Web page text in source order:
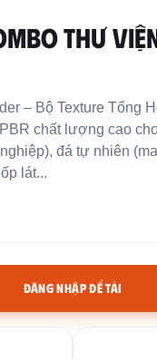
THƯ
– Bộ Texture Tổng
chất lượng cao
đá tự nhiên
lát...
ĐĂNG NHẬP ĐỂ TẢI